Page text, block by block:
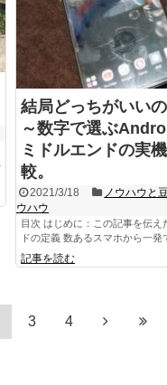
結局どっちがいい
～数字で選ぶ
ミドルエンドの実
較。
2021/3/18 ノウハウと
ウハウ
目次 はじめに：この記事を伝
ドの定義 数あるスマホから一発
記事を読む
3 4